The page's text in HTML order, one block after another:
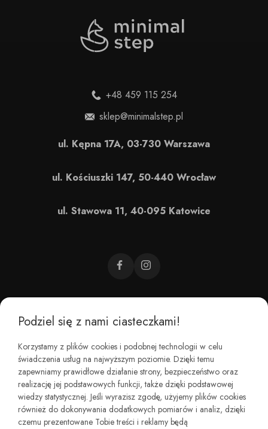
CZEMU BAREFOOT?
KIM JESTEŚMY?
REGULAMINY I ZWROTY
+48 459 115 254
sklep@minimalstep.pl
ul. Kępna 17A, 03-730 Warszawa
ul. Kościuszki 147, 50-440 Wrocław
ul. Stawowa 11, 40-095 Katowice
Podziel się z nami ciasteczkami!
Korzystamy z plików cookies i podobnej technologii w celu
świadczenia usług na najwyższym poziomie. Dzięki temu
zapewniamy prawidłowe działanie strony, bezpieczeństwo oraz
realizację jej podstawowych funkcji, także dzięki podstawowej
wiedzy statystycznej. Jeśli wyrazisz zgodę, użyjemy plików cookies
również do dokonywania dodatkowych pomiarów i analiz, dzięki
czemu prezentowane Tobie treści i reklamy będą